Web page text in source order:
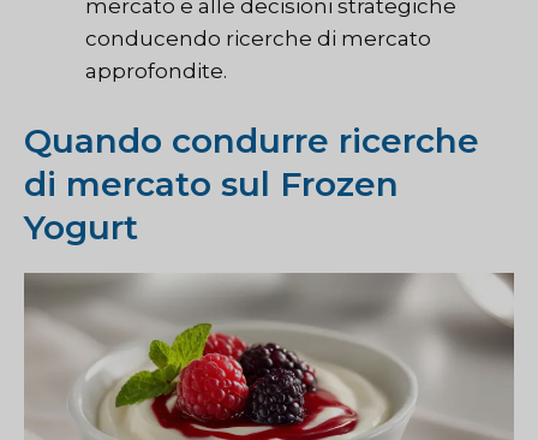
mercato e alle decisioni strategiche
conducendo ricerche di mercato
approfondite.
Quando condurre ricerche
di mercato sul Frozen
Yogurt